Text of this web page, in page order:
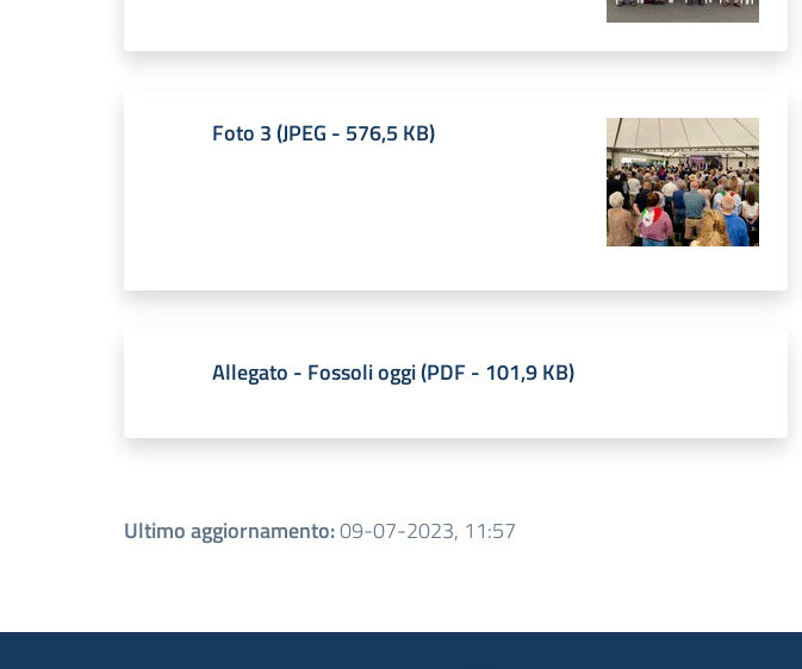
Foto 3(JPEG - 576,5 KB)
Allegato - Fossoli oggi(PDF - 101,9 KB)
Ultimo aggiornamento:09-07-2023, 11:57